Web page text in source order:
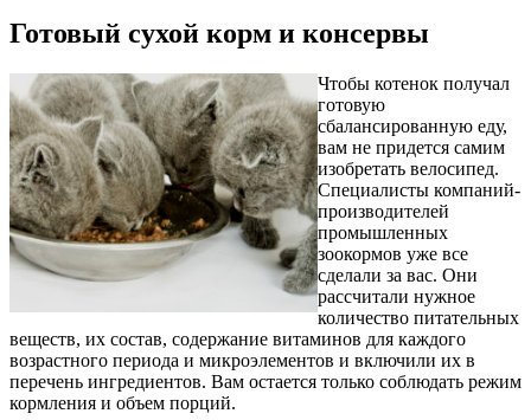
Готовый сухой корм и консервы
Чтобы котенок получал
готовую
сбалансированную еду,
вам не придется самим
изобретать велосипед.
Специалисты компаний-
производителей
промышленных
зоокормов уже все
сделали за вас. Они
рассчитали нужное
количество питательных
веществ, их состав, содержание витаминов для каждого
возрастного периода и микроэлементов и включили их в
перечень ингредиентов. Вам остается только соблюдать режим
кормления и объем порций.